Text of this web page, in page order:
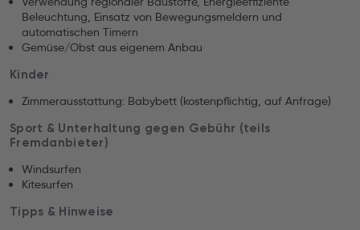
Beleuchtung, Einsatz von Bewegungsmeldern und
automatischen Timern
Gemüse/Obst aus eigenem Anbau
Kinder
Zimmerausstattung: Babybett (kostenpflichtig, auf Anfrage)
Sport & Unterhaltung gegen Gebühr (teils
Fremdanbieter)
Windsurfen
Kitesurfen
Tipps & Hinweise